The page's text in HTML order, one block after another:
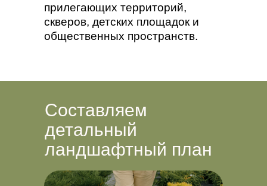
прилегающих территорий,
скверов, детских площадок и
общественных пространств.
Составляем
детальный
ландшафтный план